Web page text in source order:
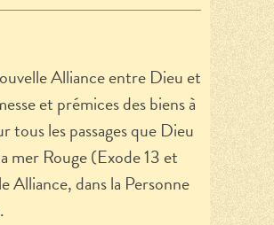
Alliance entre Dieu et
et prémices des biens à
tous les passages que Dieu
mer Rouge (Exode 13 et
Alliance, dans la Personne